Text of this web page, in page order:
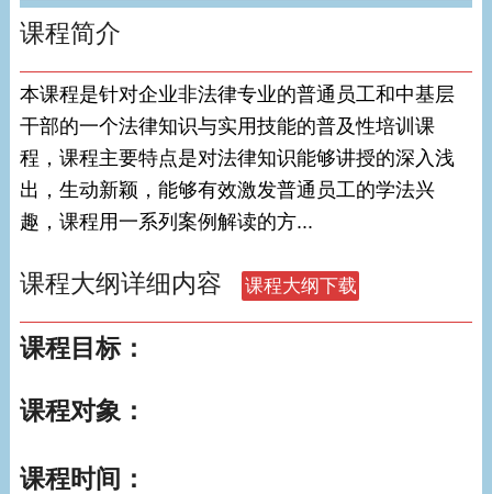
课程简介
本课程是针对企业非法律专业的普通员工和中基层
干部的一个法律知识与实用技能的普及性培训课
程，课程主要特点是对法律知识能够讲授的深入浅
出，生动新颖，能够有效激发普通员工的学法兴
趣，课程用一系列案例解读的方...
课程大纲详细内容
课程目标：
课程对象：
课程时间：